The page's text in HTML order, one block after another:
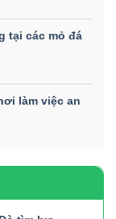
tại các mỏ đá
làm việc an